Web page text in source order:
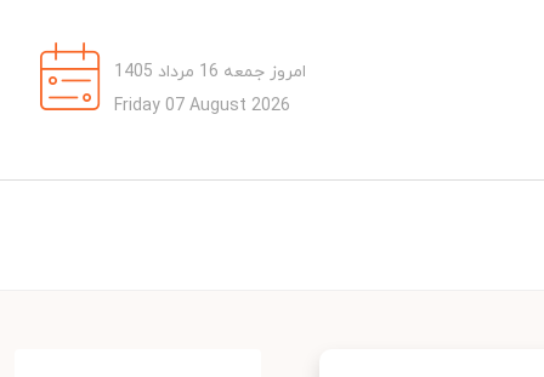
امروز جمعه 16 مرداد 1405
Friday 07 August 2026